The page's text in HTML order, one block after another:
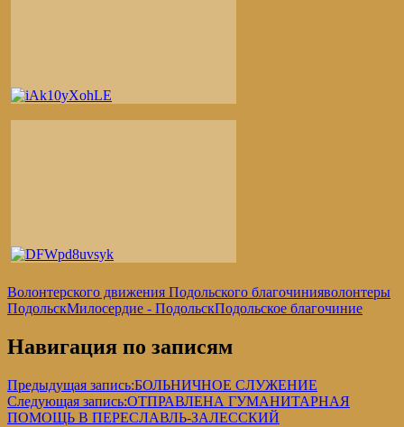
Волонтерского движения Подольского благочинияволонтеры
ПодольскМилосердие - ПодольскПодольское благочиние
Навигация по записям
Предыдущая запись:БОЛЬНИЧНОЕ СЛУЖЕНИЕ
Следующая запись:ОТПРАВЛЕНА ГУМАНИТАРНАЯ
ПОМОЩЬ В ПЕРЕСЛАВЛЬ-ЗАЛЕССКИЙ